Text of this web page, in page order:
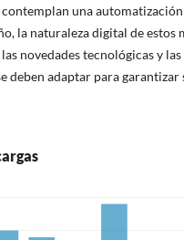
contemplan una
la naturaleza digital de
novedades tecnológicas y
deben adaptar para garantizar